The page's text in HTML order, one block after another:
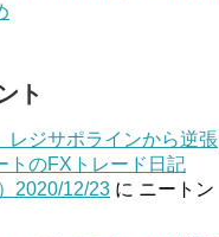
ト
レジサポラインから逆張
トのFXトレード日記
2020/12/23 に ニートン